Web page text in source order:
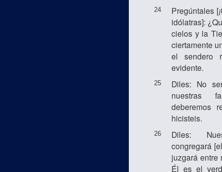
24
Pregúntales
idólatras]:
cielos y la
ciertamente
el sendero
evidente.
25
Diles: No
nuestras
deberemos
hicisteis.
26
Diles:
congregará
juzgará entre
Él es el